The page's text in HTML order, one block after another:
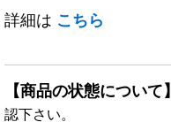
詳細は こちら
【商品の状態について】
認下さい。